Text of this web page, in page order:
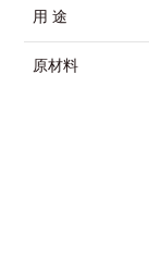
用 途
原材料